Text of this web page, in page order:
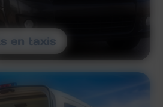
en taxis